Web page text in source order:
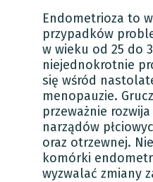
Endometrioza to
przypadków
w wieku od 25 do
niejednokrotnie
się wśród
menopauzie.
przeważnie
narządów
oraz otrzewnej.
komórki
wyzwalać zmiany